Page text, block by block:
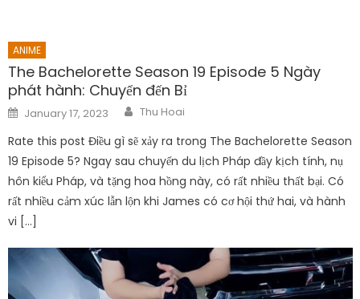
ANIME
The Bachelorette Season 19 Episode 5 Ngày
phát hành: Chuyển đến Bỉ
Posted
on
January 17, 2023 Author
Thu Hoai
Rate this post Điều gì sẽ xảy ra trong The Bachelorette Season
19 Episode 5? Ngay sau chuyến du lịch Pháp đầy kịch tính, nụ
hôn kiểu Pháp, và tặng hoa hồng này, có rất nhiều thất bại. Có
rất nhiều cảm xúc lẫn lộn khi James có cơ hội thứ hai, và hành
vi […]